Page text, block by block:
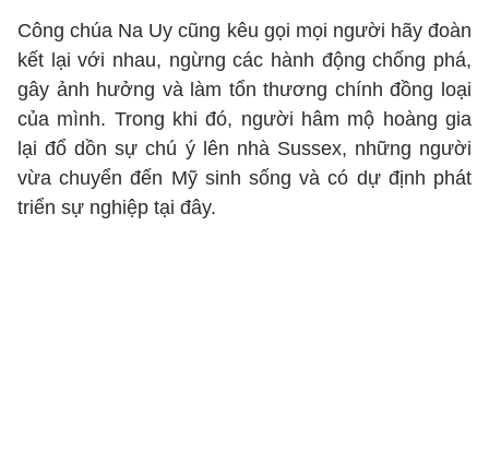
Công chúa Na Uy cũng kêu gọi mọi người hãy đoàn
kết lại với nhau, ngừng các hành động chống phá,
gây ảnh hưởng và làm tổn thương chính đồng loại
của mình. Trong khi đó, người hâm mộ hoàng gia
lại đổ dồn sự chú ý lên nhà Sussex, những người
vừa chuyển đến Mỹ sinh sống và có dự định phát
triển sự nghiệp tại đây.